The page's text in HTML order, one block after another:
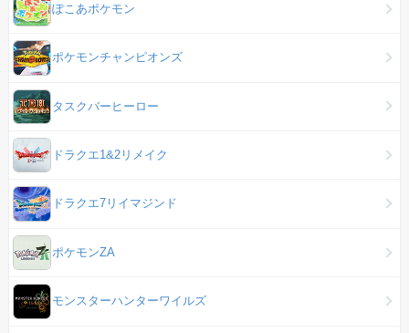
ぽこあポケモン
ポケモンチャンピオンズ
タスクバーヒーロー
ドラクエ1&2リメイク
ドラクエ7リイマジンド
ポケモンZA
モンスターハンターワイルズ